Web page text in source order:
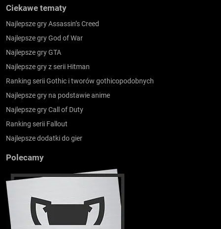
Ciekawe tematy
Najlepsze gry Assassin’s Creed
Najlepsze gry God of War
Najlepsze gry GTA
Najlepsze gry z serii Hitman
Ranking serii Gothic i tworów gothicopodobnych
Najlepsze gry na podstawie anime
Najlepsze gry Call of Duty
Ranking serii Fallout
Najlepsze dodatki do gier
Polecamy